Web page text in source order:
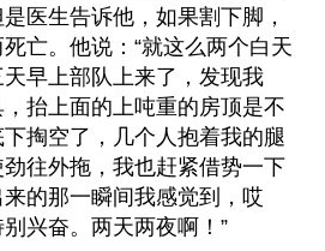
医生告诉他，如果割下脚，
亡。他说：“就这么两个白天
早上部队上来了，发现我
抬上面的上吨重的房顶是不
掏空了，几个人抱着我的腿
往外拖，我也赶紧借势一下
的那一瞬间我感觉到，哎
兴奋。两天两夜啊！”